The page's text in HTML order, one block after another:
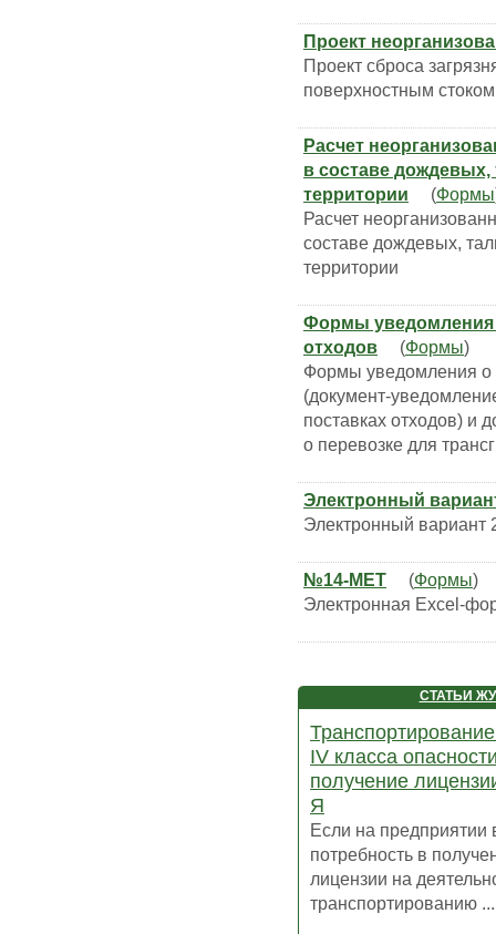
Проект
Проект сброса
поверхностным стоком
Расчет
в составе
территории (Формы
Расчет
составе дождевых,
территории
Формы уведомления
отходов (Формы)
Формы уведомления о
(документ-
поставках отходов) и
о перевозке для
Электронный
Электронный вариант
№14-МЕТ (Формы)
Электронная Excel-
СТАТЬИ
IV класса
получение
Я
Если на предприятии
потребность в
лицензии на
транспортированию ...